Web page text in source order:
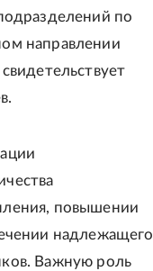
по
направлении
повышении
надлежащего
Важную роль